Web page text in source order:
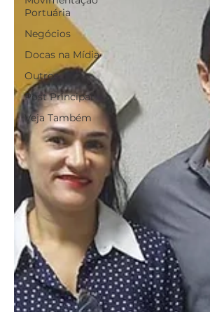
Portuária
Negócios
Docas na Mídia
Outros
Post Principal
Veja Também